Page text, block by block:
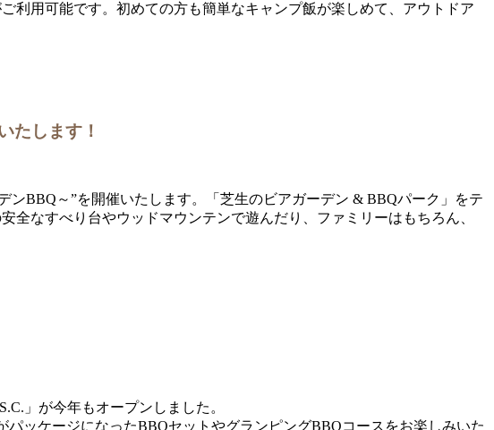
利用可能です。初めての方も簡単なキャンプ飯が楽しめて、アウトドア
たします！
ンBBQ～”を開催いたします。「芝生のビアガーデン & BBQパーク」をテ
なすべり台やウッドマウンテンで遊んだり、ファミリーはもちろん、
」が今年もオープンしました。
ッケージになったBBQセットやグランピングBBQコースをお楽しみいた